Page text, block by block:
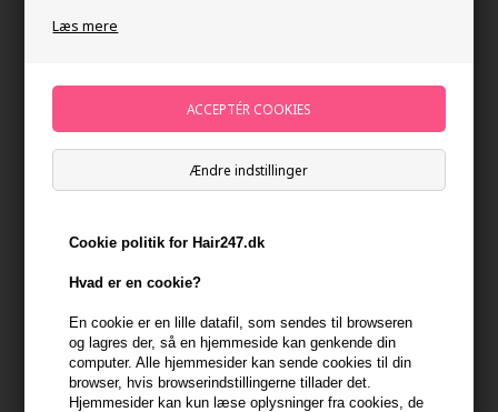
Læs mere
Ændre indstillinger
Cookie politik for Hair247.dk
Hvad er en cookie?
En cookie er en lille datafil, som sendes til browseren
og lagres der, så en hjemmeside kan genkende din
computer. Alle hjemmesider kan sende cookies til din
browser, hvis browserindstillingerne tillader det.
Hjemmesider kan kun læse oplysninger fra cookies, de
Kerastase Curl Manifesto
Cream 150ml
268,00 DKK
288,00 DKK